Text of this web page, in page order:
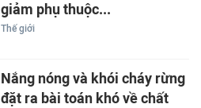
giảm phụ thuộc...
Thế giới
Nắng nóng và khói cháy rừng
đặt ra bài toán khó về chất